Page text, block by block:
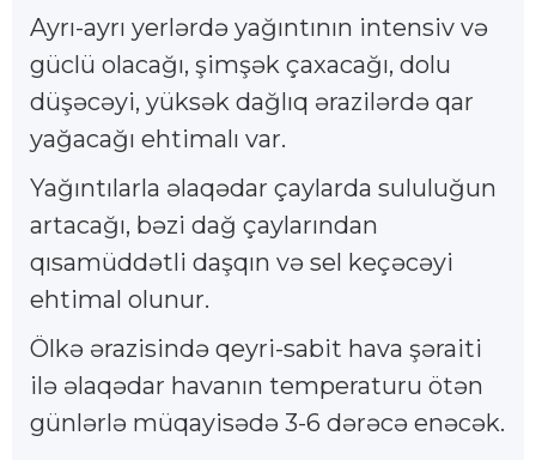
Ayrı-ayrı yerlərdə yağıntının intensiv və
güclü olacağı, şimşək çaxacağı, dolu
düşəcəyi, yüksək dağlıq ərazilərdə qar
yağacağı ehtimalı var.
Yağıntılarla əlaqədar çaylarda sululuğun
artacağı, bəzi dağ çaylarından
qısamüddətli daşqın və sel keçəcəyi
ehtimal olunur.
Ölkə ərazisində qeyri-sabit hava şəraiti
ilə əlaqədar havanın temperaturu ötən
günlərlə müqayisədə 3-6 dərəcə enəcək.